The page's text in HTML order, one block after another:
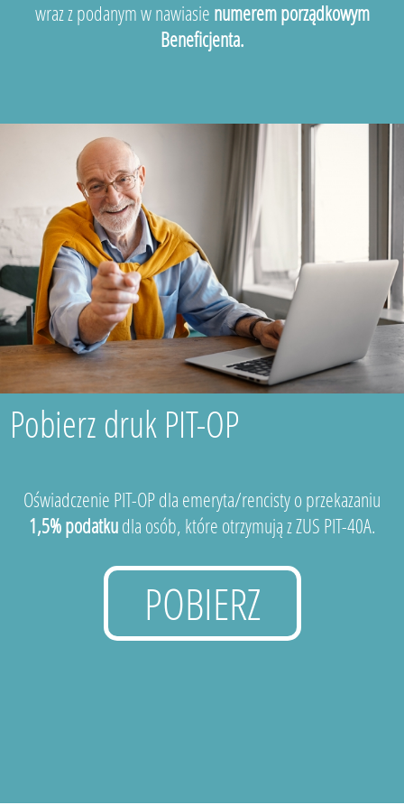
wraz z podanym w nawiasie numerem porządkowym
Beneficjenta.
Pobierz druk PIT-OP
Oświadczenie PIT-OP dla emeryta/rencisty o przekazaniu
1,5% podatkudla osób, które otrzymują z ZUS PIT-40A.
POBIERZ